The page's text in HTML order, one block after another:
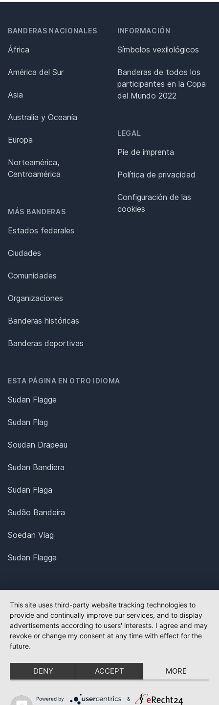
BANDERAS NACIONALES
África
América del Sur
Asia
Australia y Oceanía
Europa
Norteamérica,
Centroamérica
MÁS BANDERAS
Estados federales
Ciudades
Comunidades
Organizaciones
Banderas históricas
Banderas deportivas
INFORMACIÓN
Símbolos vexilológicos
Banderas de todos los
participantes en la Copa
del Mundo 2022
LEGAL
Pie de imprenta
Política de privacidad
Configuración de las
cookies
ESTA PÁGINA EN OTRO IDIOMA
Sudan Flagge
Sudan Flag
Soudan Drapeau
Sudan Bandiera
Sudan Flaga
Sudão Bandeira
Soedan Vlag
Sudan Flagga
This site uses third-party website tracking technologies to
provide and continually improve our services, and to display
advertisements according to users' interests. I agree and may
revoke or change my consent at any time with effect for the
future.
DENY ACCEPT MORE
Powered by &